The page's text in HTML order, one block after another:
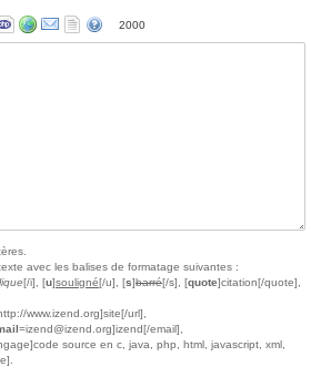
2000
avec les balises de formatage suivantes :
[/i], [u]souligné[/u], [s]barré[/s], [quote]citation[/quote],
www.izend.org]site[/url],
=izend@izend.org]izend[/email],
source en c, java, php, html, javascript, xml,